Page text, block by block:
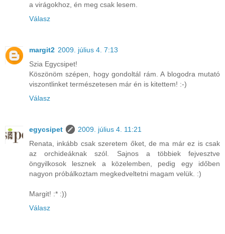
a virágokhoz, én meg csak lesem.
Válasz
margit2 2009. július 4. 7:13
Szia Egycsipet!
Köszönöm szépen, hogy gondoltál rám. A blogodra mutató
viszontlinket természetesen már én is kitettem! :-)
Válasz
egycsipet
2009. július 4. 11:21
Renata, inkább csak szeretem őket, de ma már ez is csak
az orchideáknak szól. Sajnos a többiek fejvesztve
öngyilkosok lesznek a közelemben, pedig egy időben
nagyon próbálkoztam megkedveltetni magam velük. :)
Margit! :* :))
Válasz